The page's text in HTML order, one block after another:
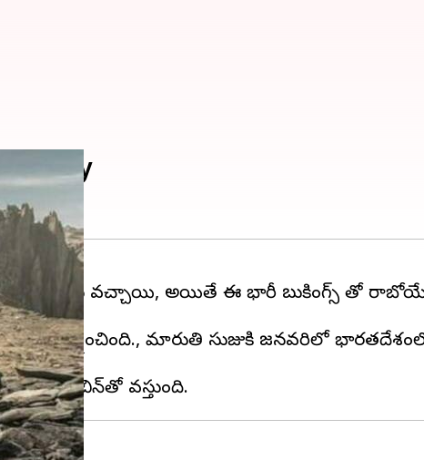
Jimny
బుకింగ్‌లు వచ్చాయి, అయితే ఈ భారీ బుకింగ్స్ తో
ఆకర్షించింది., మారుతి సుజుకి జనవరిలో